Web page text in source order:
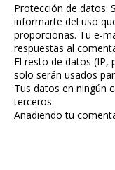
Protección de datos:
informarte del uso
proporcionas. Tu e-
respuestas al
El resto de datos (IP,
solo serán usados
Tus datos en ningún
terceros.
Añadiendo tu